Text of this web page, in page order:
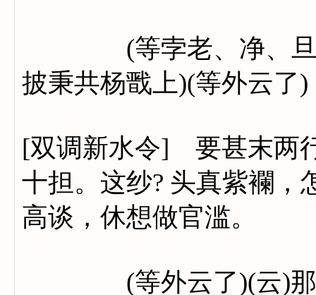
(等孛老、净、旦一
披秉共杨戬上)(等外云了)
[双调新水令] 要甚末两
十担。这纱? 头真紫襴，
高谈，休想做官滥。
(等外云了)(云)那里